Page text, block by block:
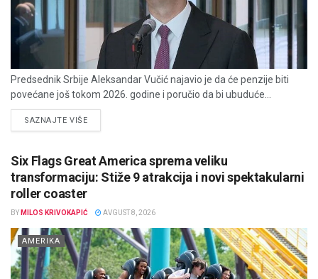
Predsednik Srbije Aleksandar Vučić najavio je da će penzije biti
povećane još tokom 2026. godine i poručio da bi ubuduće...
SAZNAJTE VIŠEDETAILS
Six Flags Great America sprema veliku
transformaciju: Stiže 9 atrakcija i novi spektakularni
roller coaster
BY MILOS KRIVOKAPIĆ AVGUST 8, 2026
AMERIKA